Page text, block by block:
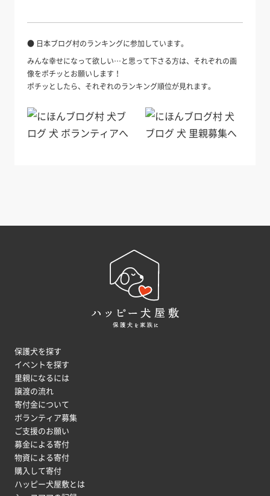
● 日本ブログ村のランキングに参加しています。
みんな幸せになって欲しい…と思って下さる方は、それぞれの画
像をポチッとお願いします！
ポチッとしたら、それぞれのランキング順位が見れます。
保護犬を探す
イベントを探す
里親になるには
譲渡の流れ
寄付金について
ボランティア募集
ご支援のお願い
募金による寄付
物資による寄付
購入して寄付
ハッピー犬屋敷とは